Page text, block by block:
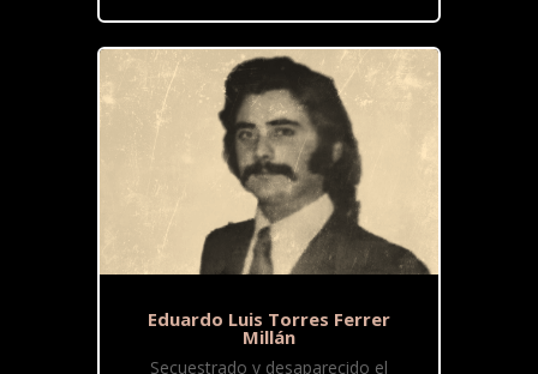
Eduardo Luis Torres Ferrer
Millán
Secuestrado y desaparecido el